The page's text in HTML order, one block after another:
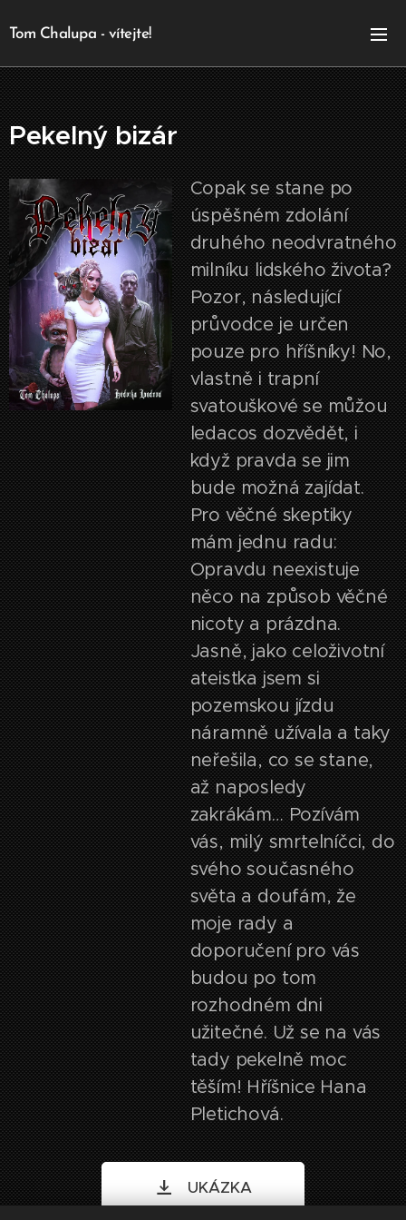
Tom Chalupa - vítejte!
Pekelný bizár
Copak se stane po
úspěšném zdolání
druhého neodvratného
milníku lidského života?
Pozor, následující
průvodce je určen
pouze pro hříšníky! No,
vlastně i trapní
svatouškové se můžou
ledacos dozvědět, i
když pravda se jim
bude možná zajídat.
Pro věčné skeptiky
mám jednu radu:
Opravdu neexistuje
něco na způsob věčné
nicoty a prázdna.
Jasně, jako celoživotní
ateistka jsem si
pozemskou jízdu
náramně užívala a taky
neřešila, co se stane,
až naposledy
zakrákám… Pozívám
vás, milý smrtelníčci, do
svého současného
světa a doufám, že
moje rady a
doporučení pro vás
budou po tom
rozhodném dni
užitečné. Už se na vás
tady pekelně moc
těším! Hříšnice Hana
Pletichová.
UKÁZKA